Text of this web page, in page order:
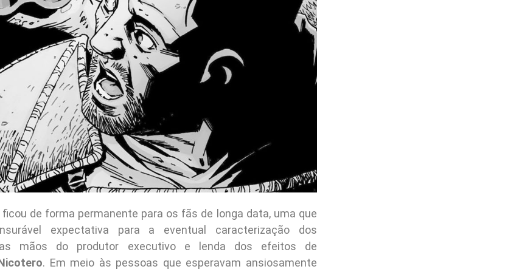
de forma permanente para os fãs de longa data, uma que
expectativa para a eventual caracterização dos
mãos do produtor executivo e lenda dos efeitos de
. Em meio às pessoas que esperavam ansiosamente